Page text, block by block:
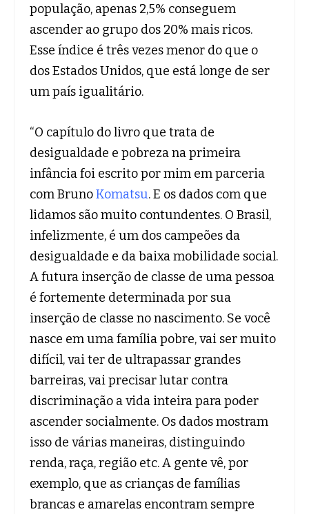
população, apenas 2,5% conseguem
ascender ao grupo dos 20% mais ricos.
Esse índice é três vezes menor do que o
dos Estados Unidos, que está longe de ser
um país igualitário.
“O capítulo do livro que trata de
desigualdade e pobreza na primeira
infância foi escrito por mim em parceria
com BrunoKomatsu. E os dados com que
lidamos são muito contundentes. O Brasil,
infelizmente, é um dos campeões da
desigualdade e da baixa mobilidade social.
A futura inserção de classe de uma pessoa
é fortemente determinada por sua
inserção de classe no nascimento. Se você
nasce em uma família pobre, vai ser muito
difícil, vai ter de ultrapassar grandes
barreiras, vai precisar lutar contra
discriminação a vida inteira para poder
ascender socialmente. Os dados mostram
isso de várias maneiras, distinguindo
renda, raça, região etc. A gente vê, por
exemplo, que as crianças de famílias
brancas e amarelas encontram sempre